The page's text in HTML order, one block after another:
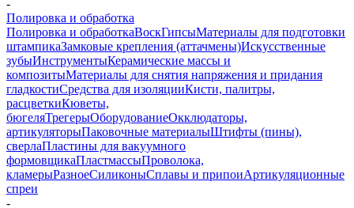
-
Полировка и обработка
Полировка и обработкаВоскГипсыМатериалы для подготовки
штампикаЗамковые крепления (аттачмены)Искусственные
зубыИнструментыКерамические массы и
композитыМатериалы для снятия напряжения и придания
гладкостиСредства для изоляцииКисти, палитры,
расцветкиКюветы,
бюгеляТрегерыОборудованиеОкклюдаторы,
артикуляторыПаковочные материалыШтифты (пины),
сверлаПластины для вакуумного
формовщикаПластмассыПроволока,
кламерыРазноеСиликоныСплавы и припоиАртикуляционные
спреи
-